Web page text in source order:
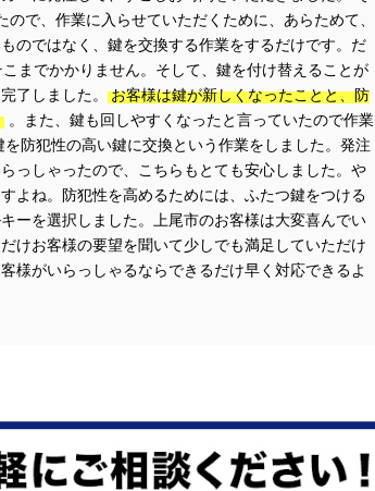
で、作業に入らせていただくために、あらためて、
のではなく、鍵を交換する作業をするだけです。だ
までかかりません。そして、鍵を付け替えることが
了しました。
お客様は鍵が新しくなったことと、防
。また、鍵も回しやすくなったと言っていたので作業
防犯性の高い鍵に交換という作業をしました。発注
っしゃったので、こちらもとても安心しました。や
よね。防犯性を高めるためには、ふたつ鍵をつける
ーを選択しました。上尾市のお客様は大変喜んでい
けお客様の要望を聞いて少しでも満足していただけ
様がいらっしゃるならできるだけ早く対応できるよ